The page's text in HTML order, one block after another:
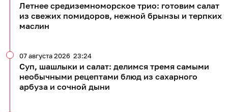
Летнее средиземноморское трио: готовим салат
из свежих помидоров, нежной брынзы и терпких
маслин
Суп, шашлыки и салат: делимся тремя самыми
необычными рецептами блюд из сахарного
арбуза и сочной дыни
07 августа 2026 23:24